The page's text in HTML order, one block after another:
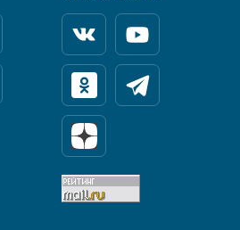
ВконтактеYoutube
ОдноклассникиТелеграм
Яндекс Дзен